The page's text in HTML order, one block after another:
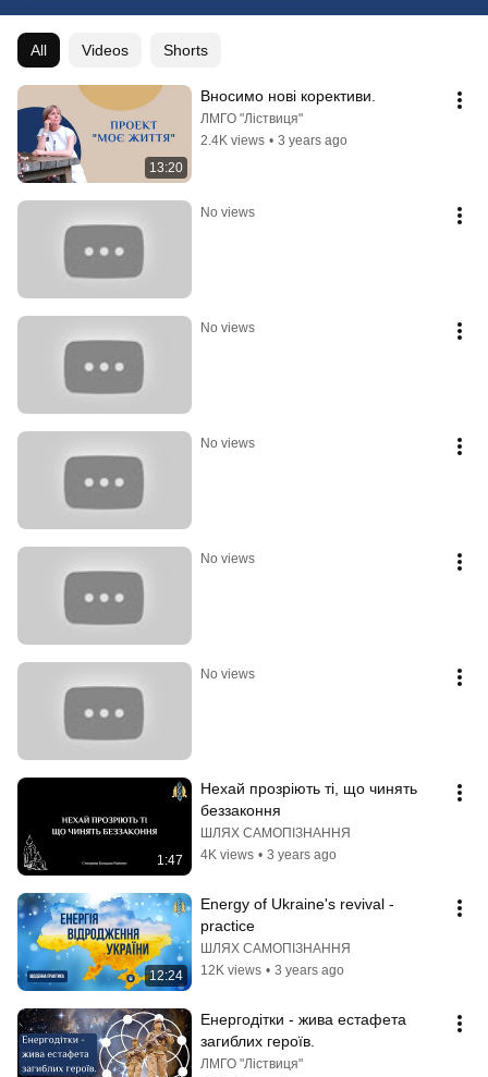
All Videos Shorts
13:20
Вносимо нові корективи.
ЛМГО "Ліствиця"
2.4K views • 3 years ago
No views
No views
No views
No views
No views
1:47
Нехай прозріють ті, що чинять
беззаконня
ШЛЯХ САМОПІЗНАННЯ
4K views • 3 years ago
12:24
Energy of Ukraine's revival -
practice
ШЛЯХ САМОПІЗНАННЯ
12K views • 3 years ago
Енергодітки - жива естафета
загиблих героїв.
ЛМГО "Ліствиця"